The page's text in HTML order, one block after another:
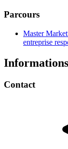
Parcours
Master
entreprise
Contact